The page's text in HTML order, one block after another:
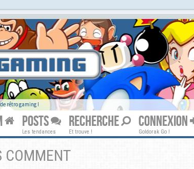
rétro gaming !
POSTS
Les tendances
RECHERCHE
Et trouve !
CONNEXION
Goldorak Go !
COMMENT